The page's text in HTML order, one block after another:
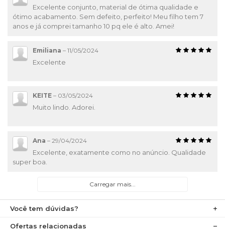
Excelente conjunto, material de ótima qualidade e
ótimo acabamento. Sem defeito, perfeito! Meu filho tem 7
anos e já comprei tamanho 10 pq ele é alto. Amei!
Emiliana – 11/05/2024
Excelente
KEITE – 03/05/2024
Muito lindo. Adorei.
Ana – 29/04/2024
Excelente, exatamente como no anúncio. Qualidade
super boa.
Carregar mais...
Você tem dúvidas?
Ofertas relacionadas